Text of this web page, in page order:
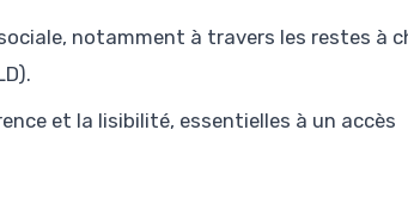
notamment à travers les restes à
et la lisibilité, essentielles à un accès